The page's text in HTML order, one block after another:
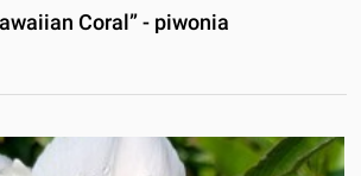
Coral” - piwonia